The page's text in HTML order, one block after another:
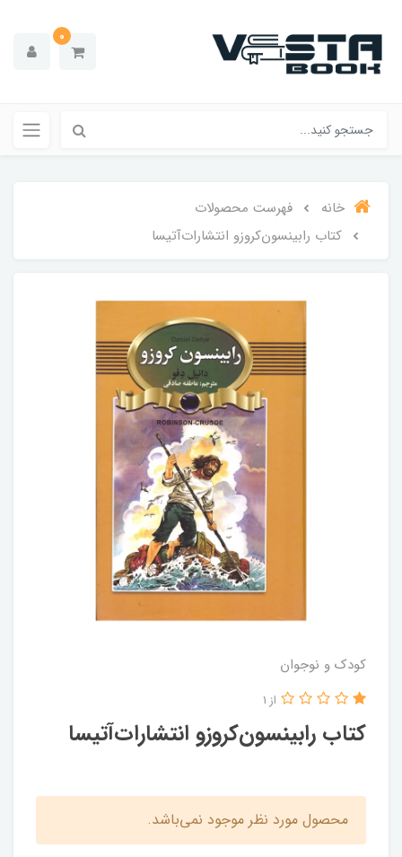
0
خانه
فهرست محصولات
کتاب رابینسون‌کروزو انتشارات‌آتیسا
کودک و نوجوان
کتاب رابینسون‌کروزو انتشارات‌آتیسا
از 1
محصول مورد نظر موجود نمی‌باشد.